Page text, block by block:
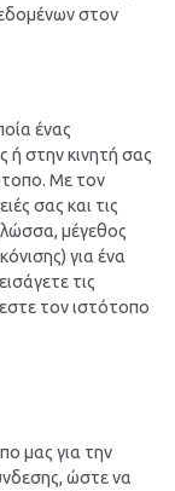
στον
ένας
ή στην κινητή σας
Με τον
σας και τις
μέγεθος
για ένα
τις
τον ιστότοπο
μας για την
ώστε να